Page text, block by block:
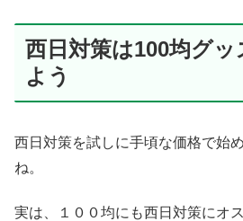
西日対策は100均グッ
よう
西日対策を試しに手頃な価格で始
ね。
実は、１００均にも西日対策にオ